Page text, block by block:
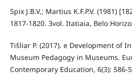
Spix J.B.V.; Martius K.F.P.V. (1981)
1817-1820. 3vol. Itatiaia, Belo
Tišliar P. (2017). e Development of
Museum Pedagogy in Museums.
Contemporary Education, 6(3): 586-